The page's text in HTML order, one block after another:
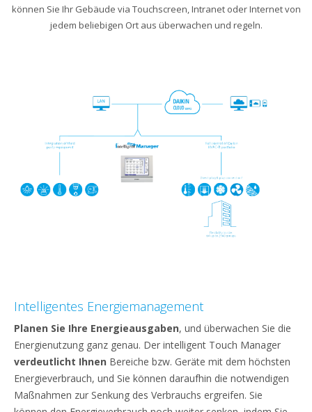
können Sie Ihr Gebäude via Touchscreen, Intranet oder Internet von
jedem beliebigen Ort aus überwachen und regeln.
Intelligentes Energiemanagement
Planen Sie Ihre Energieausgaben, und überwachen Sie die
Energienutzung ganz genau. Der intelligent Touch Manager
verdeutlicht Ihnen Bereiche bzw. Geräte mit dem höchsten
Energieverbrauch, und Sie können daraufhin die notwendigen
Maßnahmen zur Senkung des Verbrauchs ergreifen. Sie